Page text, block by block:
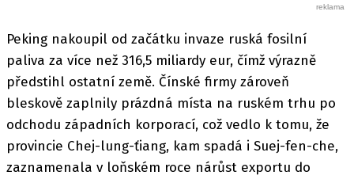
Peking nakoupil od začátku invaze ruská fosilní
paliva za více než 316,5 miliardy eur, čímž výrazně
předstihl ostatní země. Čínské firmy zároveň
bleskově zaplnily prázdná místa na ruském trhu po
odchodu západních korporací, což vedlo k tomu, že
provincie Chej-lung-ťiang, kam spadá i Suej-fen-che,
zaznamenala v loňském roce nárůst exportu do